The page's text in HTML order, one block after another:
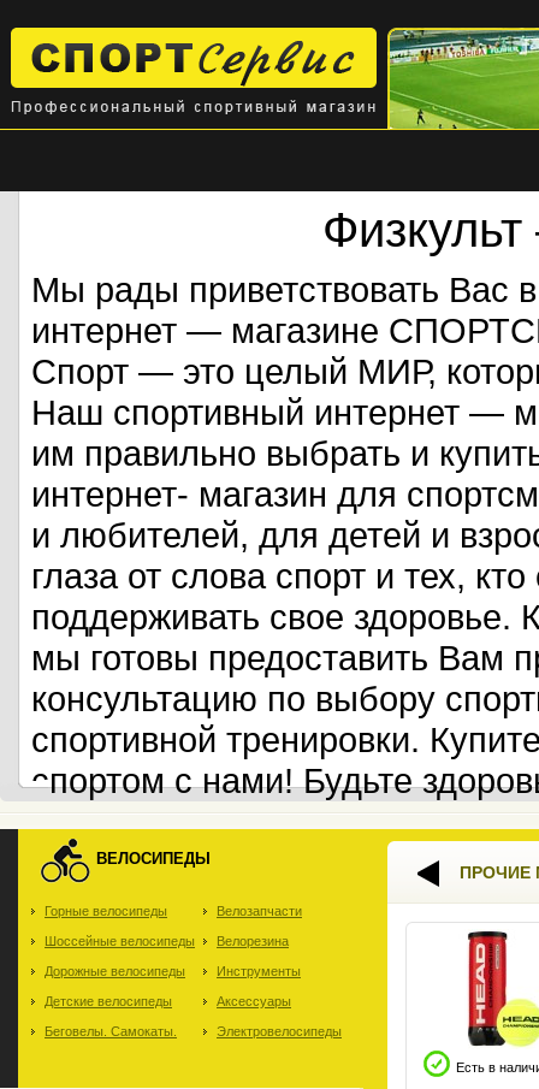
Мы рады приветствовать Вас
интернет — магазине
Спорт — это целый МИР,
Наш спортивный интернет —
им правильно выбрать и
интернет- магазин для
и любителей, для детей и
глаза от слова спорт и тех,
поддерживать свое
мы готовы предоставить Вам
консультацию по выбору
спортивной тренировки.
спортом с нами! Будьте
ВЕЛОСИПЕДЫ
Горные велосипеды
Шоссейные велосипеды
Дорожные велосипеды
Детские велосипеды
Беговелы. Самокаты.
Велозапчасти
Велорезина
Инструменты
Аксессуары
Электровелосипеды
ПРОЧИЕ
Есть в